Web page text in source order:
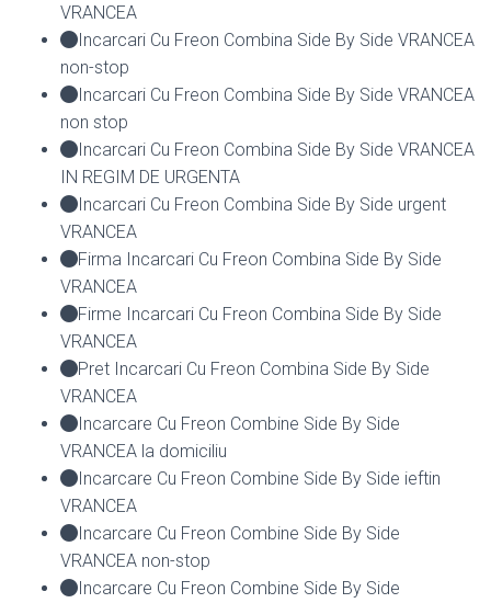
VRANCEA
Incarcari Cu Freon Combina Side By Side VRANCEA
non-stop
Incarcari Cu Freon Combina Side By Side VRANCEA
non stop
Incarcari Cu Freon Combina Side By Side VRANCEA
IN REGIM DE URGENTA
Incarcari Cu Freon Combina Side By Side urgent
VRANCEA
Firma Incarcari Cu Freon Combina Side By Side
VRANCEA
Firme Incarcari Cu Freon Combina Side By Side
VRANCEA
Pret Incarcari Cu Freon Combina Side By Side
VRANCEA
Incarcare Cu Freon Combine Side By Side
VRANCEA la domiciliu
Incarcare Cu Freon Combine Side By Side ieftin
VRANCEA
Incarcare Cu Freon Combine Side By Side
VRANCEA non-stop
Incarcare Cu Freon Combine Side By Side